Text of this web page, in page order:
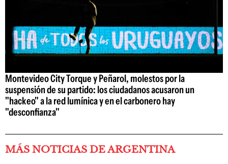
Montevideo City Torque y Peñarol, molestos por la
suspensión de su partido: los ciudadanos acusaron un
"hackeo" a la red lumínica y en el carbonero hay
"desconfianza"
MÁS NOTICIAS DE ARGENTINA